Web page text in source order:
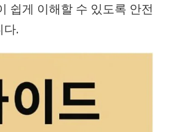
쉽게 이해할 수 있도록 안전
다.